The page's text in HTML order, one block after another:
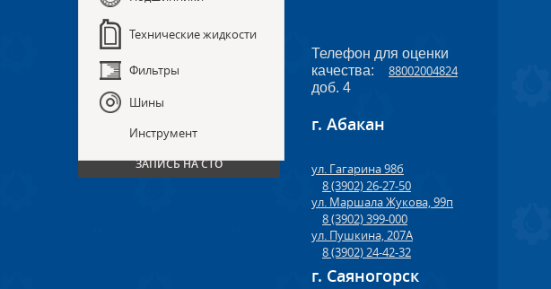
Технические жидкости
Фильтры
Шины
Инструмент
ПРЕДЗАКАЗ ЗАПЧАСТЕЙ
ЗАПИСЬ НА СТО
Телефон для оценки
качества:
88002004824
доб. 4
г. Абакан
ул. Гагарина 98б
8 (3902) 26-27-50
ул. Маршала Жукова, 99п
8 (3902) 399-000
ул. Пушкина, 207А
8 (3902) 24-42-32
г. Саяногорск